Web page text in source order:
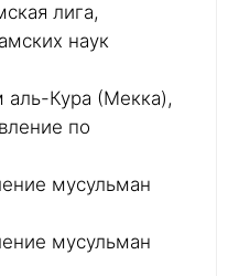
лига,
наук
аль-Кура (Мекка),
по
мусульман
мусульман